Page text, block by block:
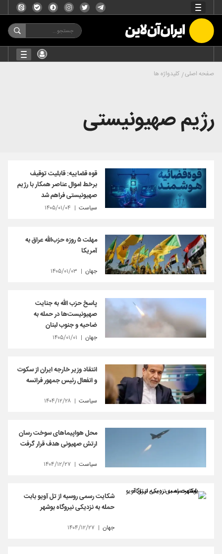
صفحه اصلی کلیدواژه ها
رژیم صهیونیستی
قوه قضاییه: قابلیت توقیف
برخط اموال عناصر همکار با رژیم
صهیونیستی فراهم شد
سیاست ۱۴۰۵/۰۱/۰۴
مهلت ۵ روزه حزب‌الله عراق به
آمریکا
جهان ۱۴۰۵/۰۱/۰۳
پاسخ حزب الله به جنایت
صهیونیست‌ها در حمله به
ضاحیه و جنوب لبنان
جهان ۱۴۰۵/۰۱/۰۱
انتقاد وزیر خارجه ایران از سکوت
و انفعال رئیس جمهور فرانسه
سیاست ۱۴۰۴/۱۲/۲۸
محل هواپیماهای سوخت رسان
ارتش صهیونی هدف قرار گرفت
سیاست ۱۴۰۴/۱۲/۲۷
شکایت رسمی روسیه از تل آویو بابت
حمله به نزدیکی نیروگاه بوشهر
جهان ۱۴۰۴/۱۲/۲۷